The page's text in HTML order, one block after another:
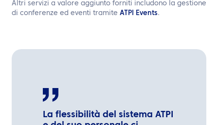
Altri servizi a valore aggiunto forniti includono la gestione
di conferenze ed eventi tramite ATPI Events.
La flessibilità del sistema ATPI